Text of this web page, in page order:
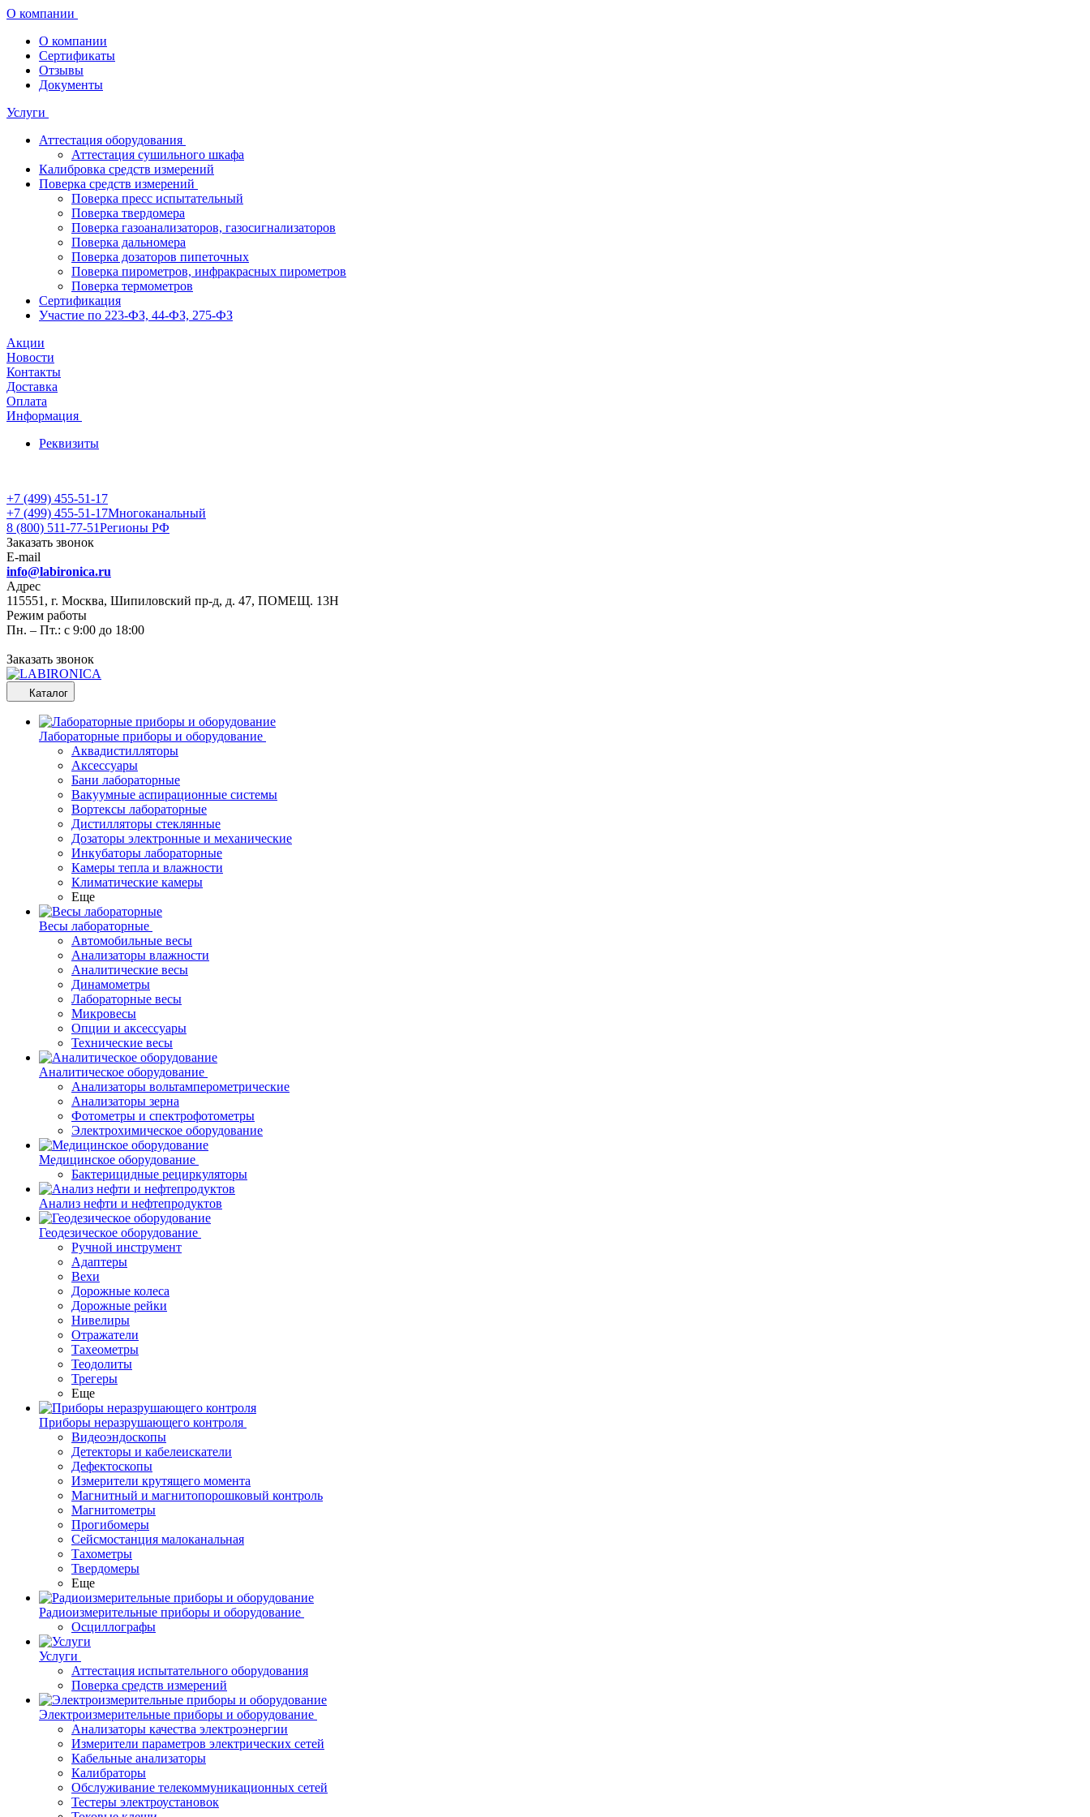
О компании
О компании
Сертификаты
Отзывы
Документы
Услуги
Аттестация оборудования
Аттестация сушильного шкафа
Калибровка средств измерений
Поверка средств измерений
Поверка пресс испытательный
Поверка твердомера
Поверка газоанализаторов, газосигнализаторов
Поверка дальномера
Поверка дозаторов пипеточных
Поверка пирометров, инфракрасных пирометров
Поверка термометров
Сертификация
Участие по 223-ФЗ, 44-ФЗ, 275-ФЗ
Акции
Новости
Контакты
Доставка
Оплата
Информация
Реквизиты
+7 (499) 455-51-17
+7 (499) 455-51-17Многоканальный
8 (800) 511-77-51Регионы РФ
Заказать звонок
E-mail
info@labironica.ru
Адрес
115551, г. Москва, Шипиловский пр-д, д. 47, ПОМЕЩ. 13Н
Режим работы
Пн. – Пт.: с 9:00 до 18:00
Заказать звонок
Каталог
Лабораторные приборы и оборудование
Аквадистилляторы
Аксессуары
Бани лабораторные
Вакуумные аспирационные системы
Вортексы лабораторные
Дистилляторы стеклянные
Дозаторы электронные и механические
Инкубаторы лабораторные
Камеры тепла и влажности
Климатические камеры
Еще
Весы лабораторные
Автомобильные весы
Анализаторы влажности
Аналитические весы
Динамометры
Лабораторные весы
Микровесы
Опции и аксессуары
Технические весы
Аналитическое оборудование
Анализаторы вольтамперометрические
Анализаторы зерна
Фотометры и спектрофотометры
Электрохимическое оборудование
Медицинское оборудование
Бактерицидные рециркуляторы
Анализ нефти и нефтепродуктов
Геодезическое оборудование
Ручной инструмент
Адаптеры
Вехи
Дорожные колеса
Дорожные рейки
Нивелиры
Отражатели
Тахеометры
Теодолиты
Трегеры
Еще
Приборы неразрушающего контроля
Видеоэндоскопы
Детекторы и кабелеискатели
Дефектоскопы
Измерители крутящего момента
Магнитный и магнитопорошковый контроль
Магнитометры
Прогибомеры
Сейсмостанция малоканальная
Тахометры
Твердомеры
Еще
Радиоизмерительные приборы и оборудование
Осциллографы
Услуги
Аттестация испытательного оборудования
Поверка средств измерений
Электроизмерительные приборы и оборудование
Анализаторы качества электроэнергии
Измерители параметров электрических сетей
Кабельные анализаторы
Калибраторы
Обслуживание телекоммуникационных сетей
Тестеры электроустановок